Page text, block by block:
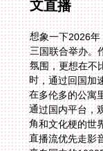
文直播
想象一下2026
三国联合举办。
氛围，更想在不
时，通过回国加
在多伦多的公寓
通过国内平台，
角和文化梗的世
直播流优先走影
来自国内的
保障了你账号登